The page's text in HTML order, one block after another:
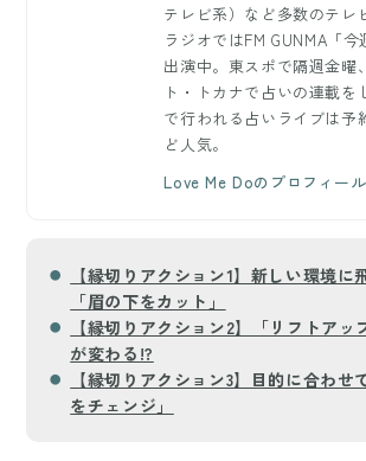
テレビ系）など多数のテレ
ラジオではFM GUNMA「今
出演中。東スポで隔週金曜
ト・トカナで占いの連載を
で行われる占いライブは予
ど人気。
Love Me Doのプロフィー
【縁切りアクション1】新しい環境に
「眉の下をカット」
【縁切りアクション2】「リフトアッ
が変わる!?
【縁切りアクション3】目的に合わせ
をチェンジ」